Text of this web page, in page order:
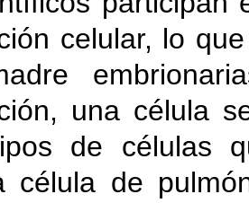
celular, lo
una célula
de células
célula de